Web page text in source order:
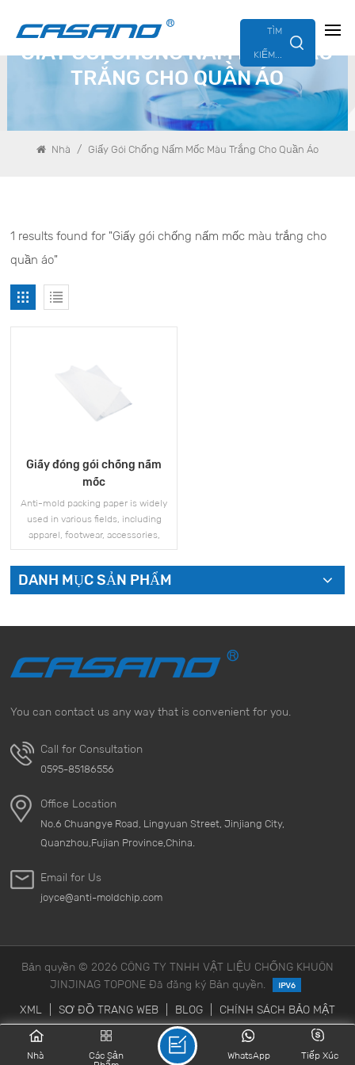
TÌM
KIẾM...
GIẤY GÓI CHỐNG NẤM MỐC MÀU
TRẮNG CHO QUẦN ÁO
Nhà / Giấy Gói Chống Nấm Mốc Màu Trắng Cho Quần Áo
1 results found for "Giấy gói chống nấm mốc màu trắng cho
quần áo"
Giấy đóng gói chống nấm
mốc
Anti-mold packing paper is widely
used in various fields, including
apparel, footwear, accessories,
electronics, and more.
DANH MỤC SẢN PHẨM
You can contact us any way that is convenient for you.
Call for Consultation
0595-85186556
Office Location
No.6 Chuangye Road, Lingyuan Street, Jinjiang City,
Quanzhou,Fujian Province,China.
Email for Us
joyce@anti-moldchip.com
Bản quyền © 2026 CÔNG TY TNHH VẬT LIỆU CHỐNG KHUÔN
JINJINAG TOPONE Đã đăng ký Bản quyền.
XML
SƠ ĐỒ TRANG WEB BLOG CHÍNH SÁCH BẢO MẬT
Nhà
Các Sản
Tiếp Xúc
WhatsApp